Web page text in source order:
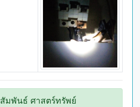
สัมพันธ์ ศาสตร์ทรัพย์